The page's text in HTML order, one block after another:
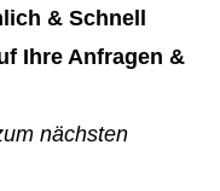
& Schnell
Ihre Anfragen &
nächsten